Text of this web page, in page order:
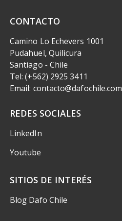
CONTACTO
Camino Lo Echevers 1001
Pudahuel, Quilicura
Santiago - Chile
Tel: (+562) 2925 3411
Email: contacto@dafochile.com
REDES SOCIALES
LinkedIn
Youtube
SITIOS DE INTERÉS
Blog Dafo Chile